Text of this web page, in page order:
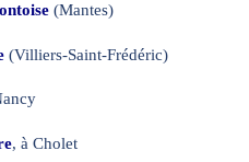
(Mantes)
(Villiers-Saint-Frédéric)
, à Cholet